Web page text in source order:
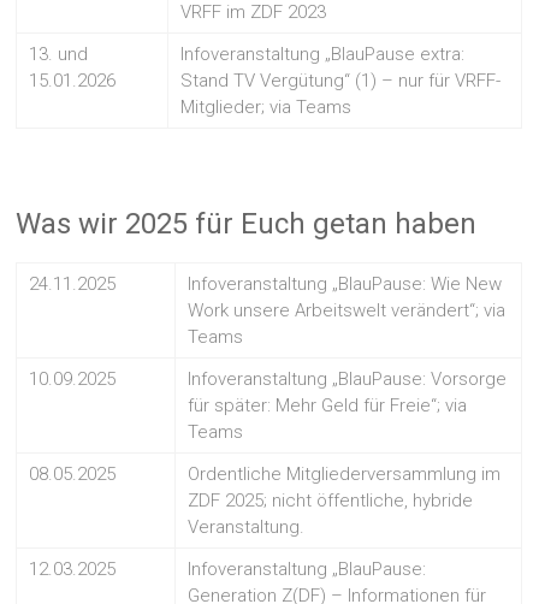
VRFF im ZDF 2023
13. und
15.01.2026
Infoveranstaltung „BlauPause extra:
Stand TV Vergütung“ (1) – nur für VRFF-
Mitglieder; via Teams
Was wir 2025 für Euch getan haben
24.11.2025
Infoveranstaltung „BlauPause: Wie New
Work unsere Arbeitswelt verändert“; via
Teams
10.09.2025
Infoveranstaltung „BlauPause: Vorsorge
für später: Mehr Geld für Freie“; via
Teams
08.05.2025
Ordentliche Mitgliederversammlung im
ZDF 2025; nicht öffentliche, hybride
Veranstaltung.
12.03.2025
Infoveranstaltung „BlauPause:
Generation Z(DF) – Informationen für